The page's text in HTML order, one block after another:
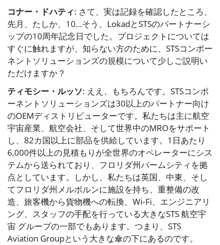
コナー・ドハティ: さて、実は記録を確認したところ、
先月、たしか、10…そう、LokadとSTSのパートナーシ
ップの10周年記念日でした。プロジェクトについては
すぐに触れますが、知らない方のために、STSコンポー
ネントソリューションズの規模について少しご説明い
ただけますか？
ティモシー・ルッソ: ええ、もちろんです。STSコンポ
ーネントソリューションズは30以上のパートナー向け
のOEMディストリビューターです。私たちは主に航空
宇宙産業、航空会社、そして世界中のMROをサポート
し、82カ国以上に部品を供給しています。1日あたり
6,000件以上の見積もりが全世界のオペレーターにシス
テムから送られており、フロリダ州パームシティを拠
点としています。しかし、私たちは英国、中東、そし
てフロリダ州メルボルンに施設を持ち、重整備の改
造、旅客機から貨物機への転換、Wi‑Fi、エンジニアリ
ング、スタッフの手配を行っている大きなSTS 航空宇
宙 グループの一部でもあります。つまり、STS
Aviation Groupという大きな傘の下にあるのです。